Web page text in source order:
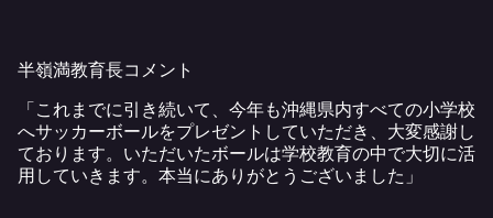
半嶺満教育長コメント
「これまでに引き続いて、今年も沖縄県内すべての小学校
へサッカーボールをプレゼントしていただき、大変感謝し
ております。いただいたボールは学校教育の中で大切に活
用していきます。本当にありがとうございました」